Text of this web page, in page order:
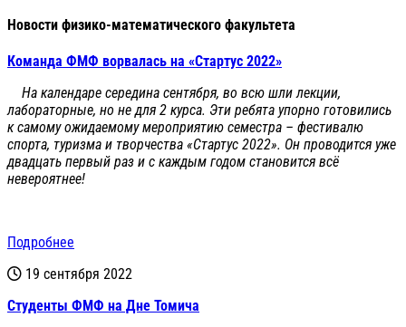
Новости физико-математического факультета
Команда ФМФ ворвалась на «Стартус 2022»
На календаре середина сентября, во всю шли лекции,
лабораторные, но не для 2 курса. Эти ребята упорно готовились
к самому ожидаемому мероприятию семестра – фестивалю
спорта, туризма и творчества «Стартус 2022». Он проводится уже
двадцать первый раз и с каждым годом становится всё
невероятнее!
Подробнее
19 сентября 2022
Студенты ФМФ на Дне Томича